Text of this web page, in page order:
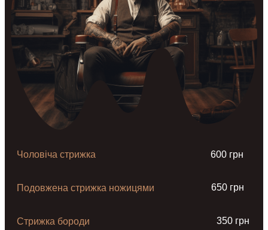
Чоловіча стрижка 600 грн
Подовжена стрижка ножицями 650 грн
Стрижка бороди 350 грн